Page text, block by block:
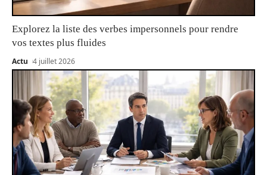
Explorez la liste des verbes impersonnels pour rendre
vos textes plus fluides
Actu 4 juillet 2026